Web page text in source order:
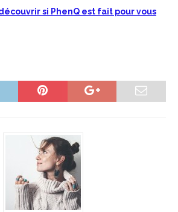
si PhenQ est fait pour vous